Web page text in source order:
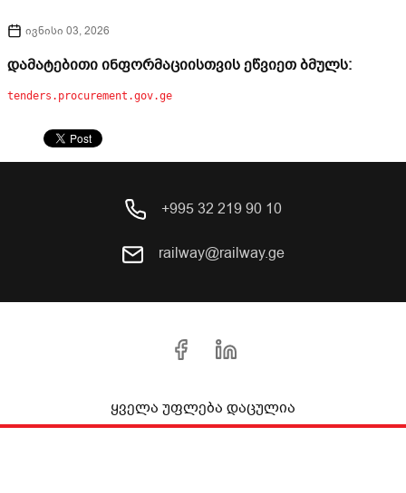
ივნისი 03, 2026
დამატებითი ინფორმაციისთვის ეწვიეთ ბმულს:
tenders.procurement.gov.ge
+995 32 219 90 10
railway@railway.ge
ყველა უფლება დაცულია